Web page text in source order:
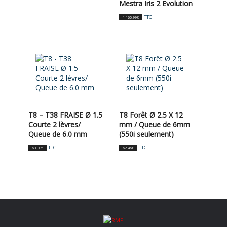
Mestra Iris 2 Evolution
1 160,99€ TTC
T8 – T38 FRAISE Ø 1.5
Courte 2 lèvres/
Queue de 6.0 mm
60,00€ TTC
T8 Forêt Ø 2.5 X 12
mm / Queue de 6mm
(550i seulement)
62,46€ TTC